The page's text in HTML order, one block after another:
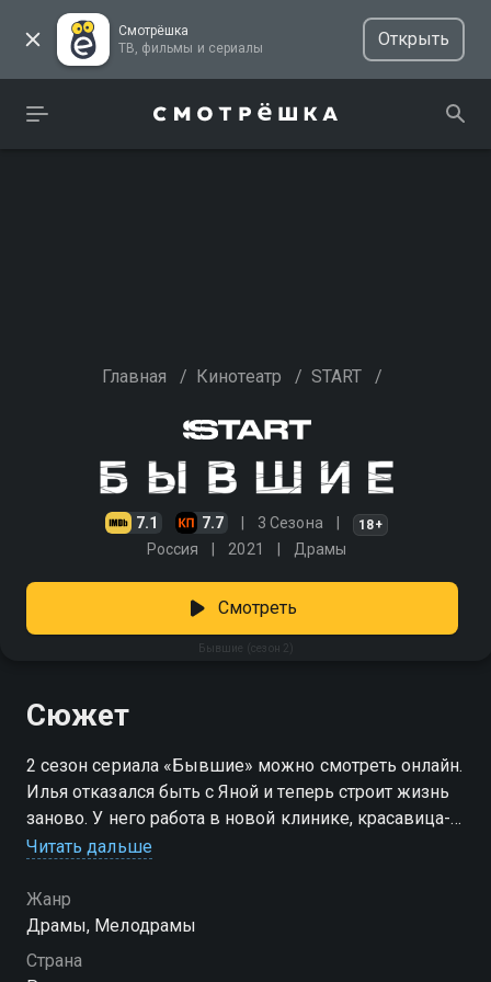
Смотрёшка
ТВ, фильмы и сериалы
Открыть
Главная / Кинотеатр / START /
7.1 7.7 3 Сезона 18+
Россия 2021 Драмы
Бывшие (сезон 2)
Смотреть
Сюжет
2 сезон сериала «Бывшие» можно смотреть онлайн.
Илья отказался быть с Яной и теперь строит жизнь
заново. У него работа в новой клинике, красавица-
жена Ольга, квартира, в которой пара живет вместе
назовешь. Клиенты не ценят его стараний, теща
откровенно презирает, а супруга вечно напоминает
об ошибках прошлого и требует в отношениях всё
больше жертв. Яна остается совсем одна. Она
Читать дальше
Жанр
Драмы, Мелодрамы
Страна